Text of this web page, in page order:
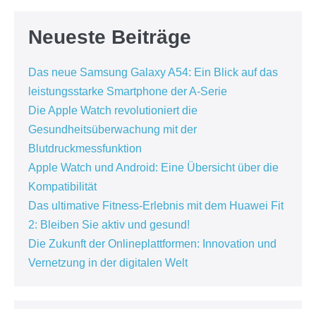
Neueste Beiträge
Das neue Samsung Galaxy A54: Ein Blick auf das
leistungsstarke Smartphone der A-Serie
Die Apple Watch revolutioniert die
Gesundheitsüberwachung mit der
Blutdruckmessfunktion
Apple Watch und Android: Eine Übersicht über die
Kompatibilität
Das ultimative Fitness-Erlebnis mit dem Huawei Fit
2: Bleiben Sie aktiv und gesund!
Die Zukunft der Onlineplattformen: Innovation und
Vernetzung in der digitalen Welt